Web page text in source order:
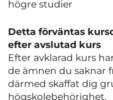
högre studier
Detta förväntas
efter avslutad kurs
Efter avklarad kurs
de ämnen du saknar
därmed skaffat dig
högskolebehörighet.